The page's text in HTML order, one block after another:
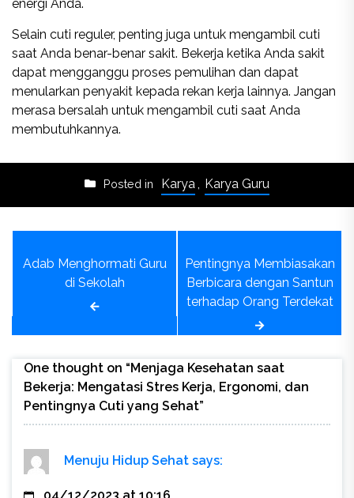
energi Anda.
Selain cuti reguler, penting juga untuk mengambil cuti
saat Anda benar-benar sakit. Bekerja ketika Anda sakit
dapat mengganggu proses pemulihan dan dapat
menularkan penyakit kepada rekan kerja lainnya. Jangan
merasa bersalah untuk mengambil cuti saat Anda
membutuhkannya.
Posted in Karya, Karya Guru
navigation
Adab Menghormati Guru
di Sekolah
Pentingnya Membiasakan
Berbicara dengan Santun
terhadap Orang Terdekat
One thought on “Menjaga Kesehatan saat
Bekerja: Mengatasi Stres Kerja, Ergonomi, dan
Pentingnya Cuti yang Sehat”
Menuju Hidup Sehat says: